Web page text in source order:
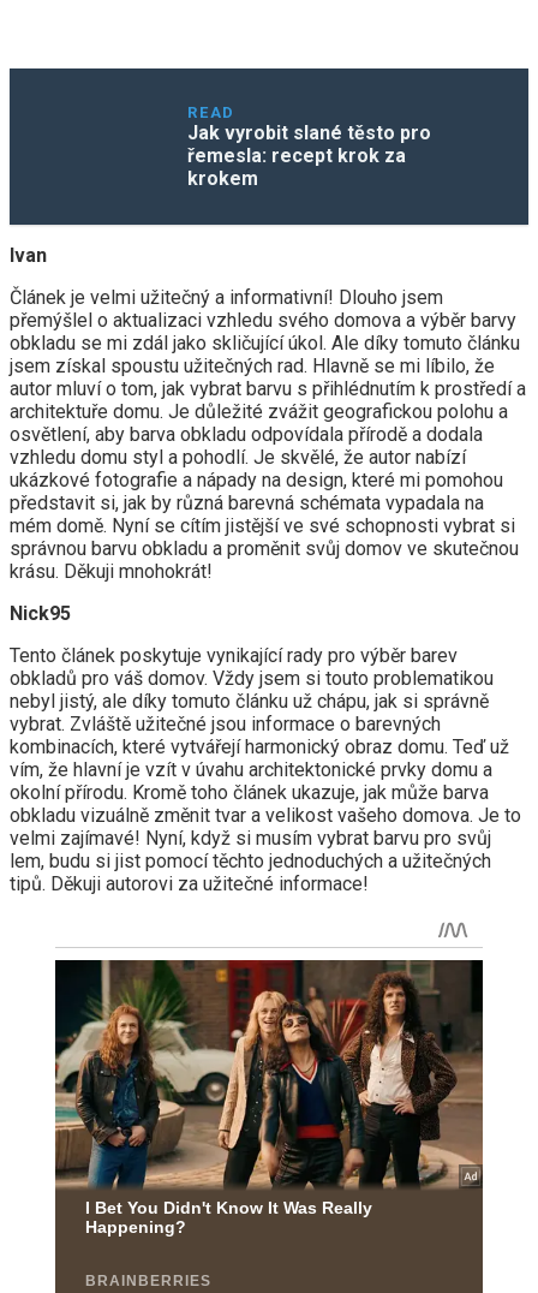
READ
Jak vyrobit slané těsto pro
řemesla: recept krok za
krokem
Ivan
Článek je velmi užitečný a informativní! Dlouho jsem
přemýšlel o aktualizaci vzhledu svého domova a výběr barvy
obkladu se mi zdál jako skličující úkol. Ale díky tomuto článku
jsem získal spoustu užitečných rad. Hlavně se mi líbilo, že
autor mluví o tom, jak vybrat barvu s přihlédnutím k prostředí a
architektuře domu. Je důležité zvážit geografickou polohu a
osvětlení, aby barva obkladu odpovídala přírodě a dodala
vzhledu domu styl a pohodlí. Je skvělé, že autor nabízí
ukázkové fotografie a nápady na design, které mi pomohou
představit si, jak by různá barevná schémata vypadala na
mém domě. Nyní se cítím jistější ve své schopnosti vybrat si
správnou barvu obkladu a proměnit svůj domov ve skutečnou
krásu. Děkuji mnohokrát!
Nick95
Tento článek poskytuje vynikající rady pro výběr barev
obkladů pro váš domov. Vždy jsem si touto problematikou
nebyl jistý, ale díky tomuto článku už chápu, jak si správně
vybrat. Zvláště užitečné jsou informace o barevných
kombinacích, které vytvářejí harmonický obraz domu. Teď už
vím, že hlavní je vzít v úvahu architektonické prvky domu a
okolní přírodu. Kromě toho článek ukazuje, jak může barva
obkladu vizuálně změnit tvar a velikost vašeho domova. Je to
velmi zajímavé! Nyní, když si musím vybrat barvu pro svůj
lem, budu si jist pomocí těchto jednoduchých a užitečných
tipů. Děkuji autorovi za užitečné informace!